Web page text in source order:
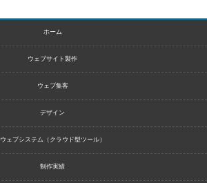
ホーム
ウェブサイト製作
ウェブ集客
デザイン
ウェブシステム（クラウド型ツール）
制作実績